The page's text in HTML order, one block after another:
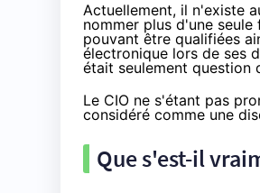
Actuellement, il n'existe
nommer plus d'une
pouvant être qualifiées
électronique lors de ses
était seulement question
Le CIO ne s'étant pas
considéré comme une
Que s'est-il